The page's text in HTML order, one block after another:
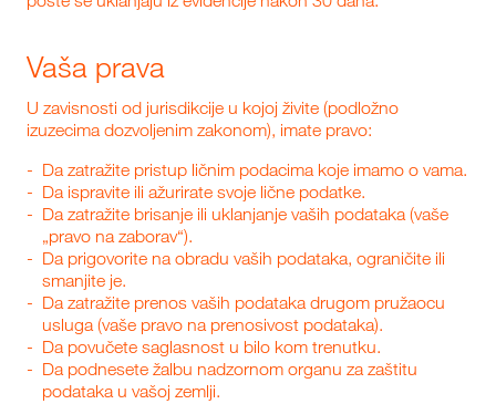
Vaša prava
U zavisnosti od jurisdikcije u kojoj živite (podložno
izuzecima dozvoljenim zakonom), imate pravo:
Da zatražite pristup ličnim podacima koje imamo o vama.
Da ispravite ili ažurirate svoje lične podatke.
Da zatražite brisanje ili uklanjanje vaših podataka (vaše
„pravo na zaborav“).
Da prigovorite na obradu vaših podataka, ograničite ili
smanjite je.
Da zatražite prenos vaših podataka drugom pružaocu
usluga (vaše pravo na prenosivost podataka).
Da povučete saglasnost u bilo kom trenutku.
Da podnesete žalbu nadzornom organu za zaštitu
podataka u vašoj zemlji.